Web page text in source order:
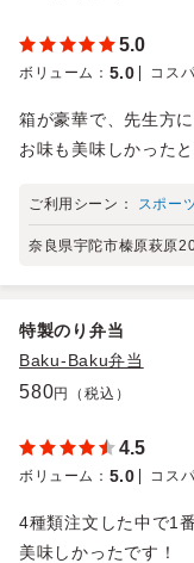
5.0
ボリューム ： 5.0 コスパ
箱が豪華で、先生方
お味も美味しかった
ご利用シーン： スポー
奈良県宇陀市榛原萩原
特製のり弁当
Baku-Baku弁当
580円（税込）
4.5
ボリューム ： 5.0 コスパ
4種類注文した中で1
美味しかったです！